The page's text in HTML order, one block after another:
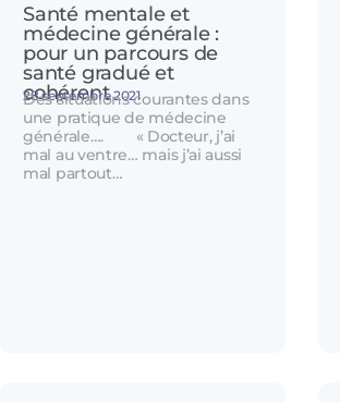
Santé mentale et
médecine générale :
pour un parcours de
santé gradué et
cohérent
28 septembre 2021
Des situations courantes dans
une pratique de médecine
générale…. « Docteur, j’ai
mal au ventre… mais j’ai aussi
mal partout…